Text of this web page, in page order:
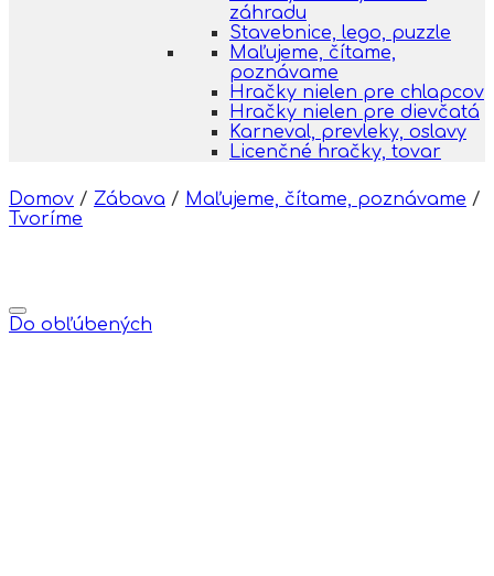
záhradu
Stavebnice, lego, puzzle
Maľujeme, čítame,
poznávame
Hračky nielen pre chlapcov
Hračky nielen pre dievčatá
Karneval, prevleky, oslavy
Licenčné hračky, tovar
Domov / Zábava / Maľujeme, čítame, poznávame /
Tvoríme
Do obľúbených